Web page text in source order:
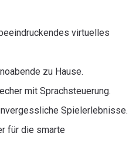
virtuelles
zu Hause.
mit Sprachsteuerung.
Spielerlebnisse.
für die smarte